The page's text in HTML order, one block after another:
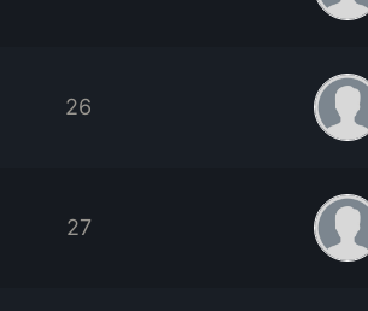
26
27